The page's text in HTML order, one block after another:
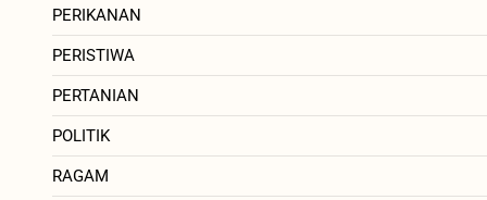
PERIKANAN
PERISTIWA
PERTANIAN
POLITIK
RAGAM